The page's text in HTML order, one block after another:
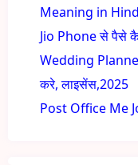
Meaning in
Jio Phone से पैसे
Wedding
करे, लाइसेंस,2025
Post Office Me